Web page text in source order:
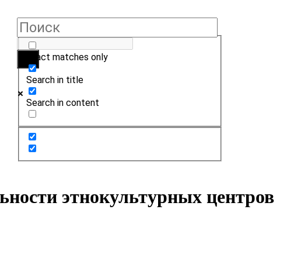
Exact matches only
Search in title
Search in content
этнокультурных центров